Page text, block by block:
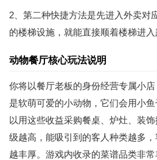
2、第二种快捷方法是先进入外卖对
的楼梯设施，就能直接顺着楼梯进入
动物餐厅核心玩法说明
你将以餐厅老板的身份经营专属小
是软萌可爱的小动物，它们会用小鱼
以用这些收益采购餐桌、炉灶、装
级越高，能吸引到的客人种类越多
越丰厚。游戏内收录的菜谱品类非